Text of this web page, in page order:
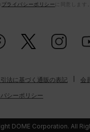
プライバシーポリシー に同意します。
法に基づく通販の表記 会
シーポリシー
DOME Corporation. All